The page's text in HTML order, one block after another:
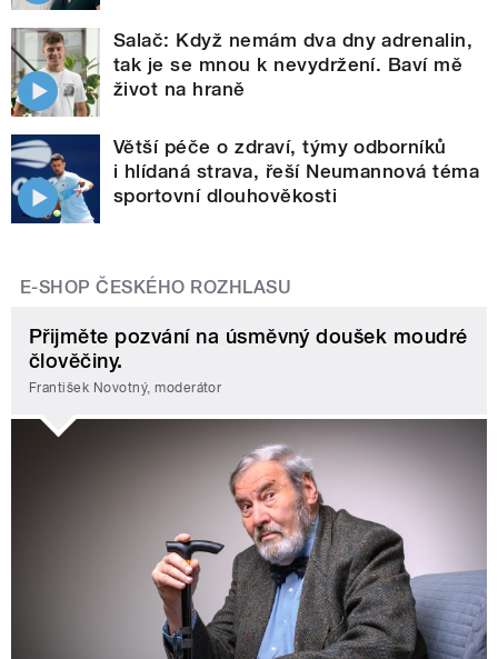
Salač: Když nemám dva dny adrenalin,
tak je se mnou k nevydržení. Baví mě
život na hraně
Větší péče o zdraví, týmy odborníků
i hlídaná strava, řeší Neumannová téma
sportovní dlouhověkosti
E-SHOP ČESKÉHO ROZHLASU
Přijměte pozvání na úsměvný doušek moudré
člověčiny.
František Novotný, moderátor